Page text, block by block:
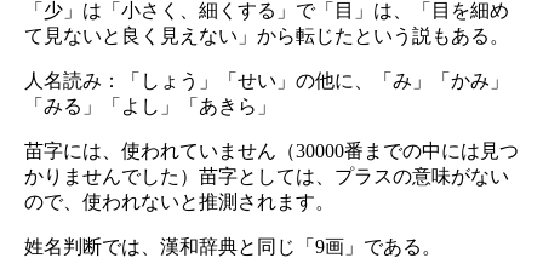
「少」は「小さく、細くする」で「目」は、「目を細め
て見ないと良く見えない」から転じたという説もある。
人名読み：「しょう」「せい」の他に、「み」「かみ」
「みる」「よし」「あきら」
苗字には、使われていません（30000番までの中には見つ
かりませんでした）苗字としては、プラスの意味がない
ので、使われないと推測されます。
姓名判断では、漢和辞典と同じ「9画」である。